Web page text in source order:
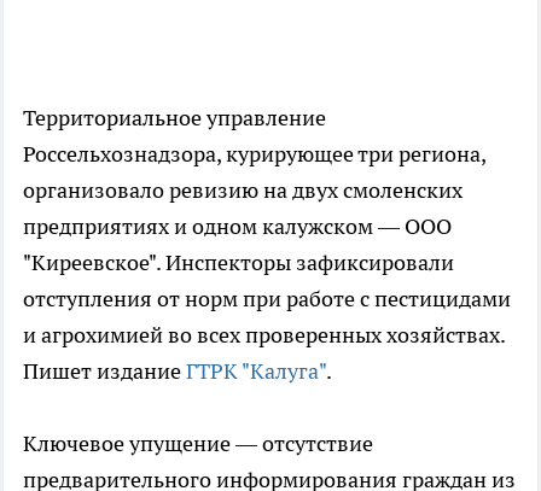
Территориальное управление
Россельхознадзора, курирующее три региона,
организовало ревизию на двух смоленских
предприятиях и одном калужском — ООО
"Киреевское". Инспекторы зафиксировали
отступления от норм при работе с пестицидами
и агрохимией во всех проверенных хозяйствах.
Пишет изданиеГТРК "Калуга".
Ключевое упущение — отсутствие
предварительного информирования граждан из